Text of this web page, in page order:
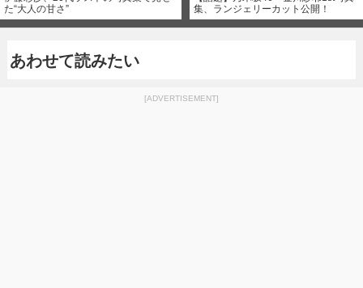
た“大人の甘さ”
集、ランジェリーカット公開！
あわせて読みたい
[ADVERTISEMENT]